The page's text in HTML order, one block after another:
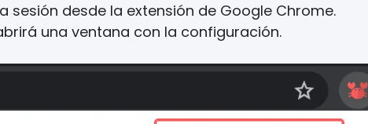
sesión desde la extensión de Google Chrome.
una ventana con la configuración.